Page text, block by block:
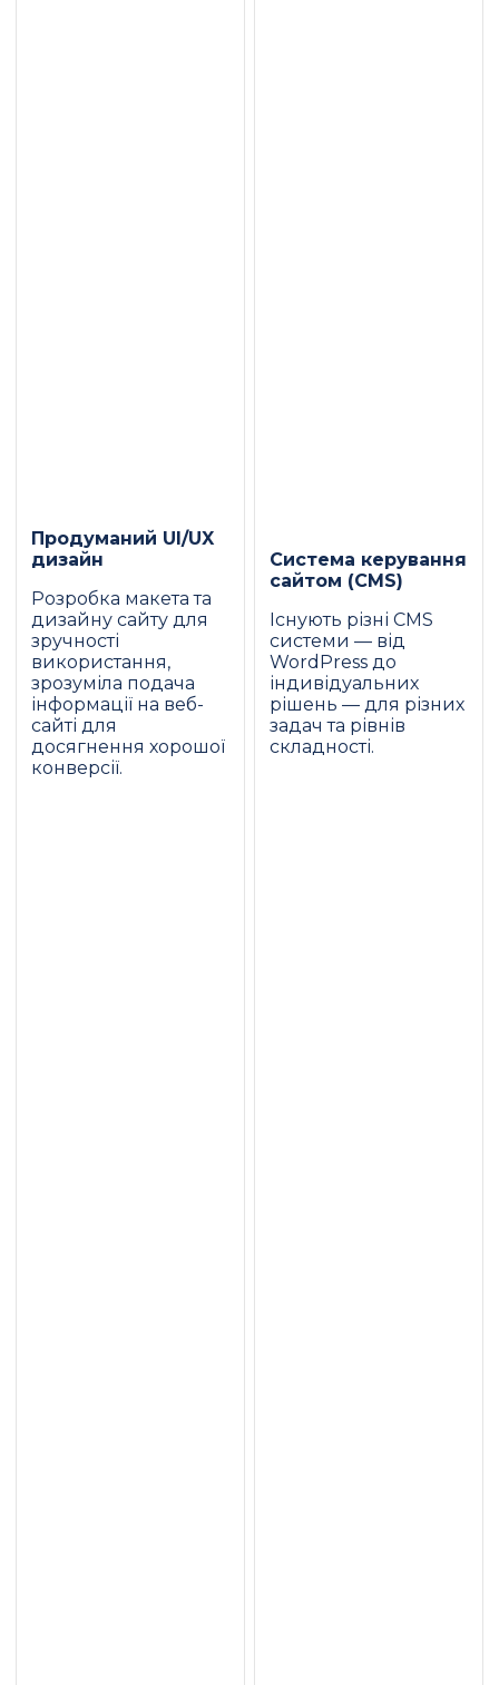
Продуманий UI/UX
дизайн
Розробка макета та
дизайну сайту для
зручності
використання,
зрозуміла подача
інформації на веб-
сайті для
досягнення хорошої
конверсії.
Система керування
сайтом (CMS)
Існують різні CMS
системи — від
WordPress до
індивідуальних
рішень — для різних
задач та рівнів
складності.